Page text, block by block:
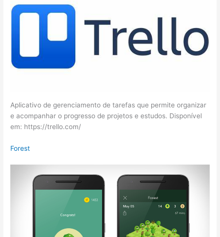
Aplicativo de gerenciamento de tarefas que permite organizar
e acompanhar o progresso de projetos e estudos. Disponível
em: https://trello.com/
Forest